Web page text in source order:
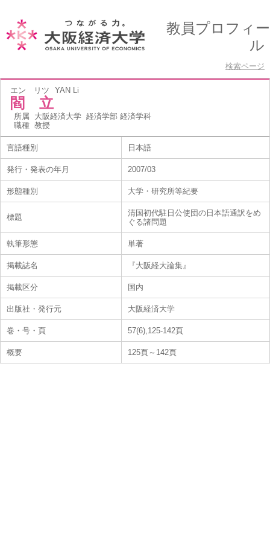
教員プロフィー
ル
検索ページ
エン リツ YAN Li
閻 立
所属 大阪経済大学 経済学部 経済学科
職種 教授
言語種別 日本語
発行・発表の年月 2007/03
形態種別 大学・研究所等紀要
標題
清国初代駐日公使団の日本語通訳をめ
ぐる諸問題
執筆形態 単著
掲載誌名 『大阪経大論集』
掲載区分 国内
出版社・発行元 大阪経済大学
巻・号・頁 57(6),125-142頁
概要 125頁～142頁